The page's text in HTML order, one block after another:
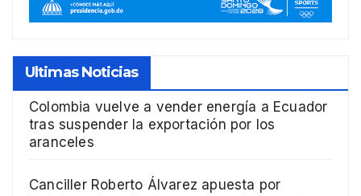
Ultimas Noticias
Colombia vuelve a vender energía a Ecuador
tras suspender la exportación por los
aranceles
Canciller Roberto Álvarez apuesta por